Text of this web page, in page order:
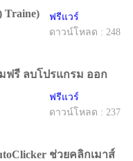
Traine)
ฟรีแวร์
ดาวน์โหลด : 248
ฟรี ลบโปรแกรม ออก
ฟรีแวร์
ดาวน์โหลด : 237
ช่วยคลิกเมาส์